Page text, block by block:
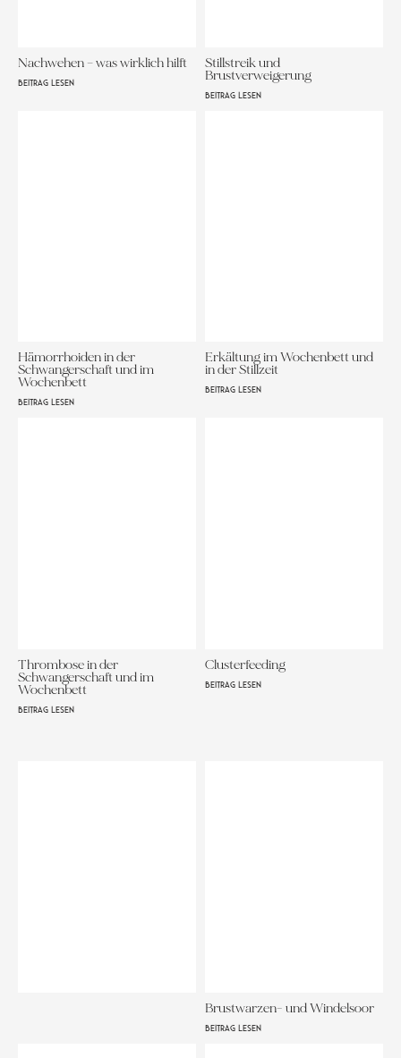
Nachwehen – was wirklich hilft
BEITRAG LESEN
Stillstreik und
Brustverweigerung
BEITRAG LESEN
Hämorrhoiden in der
Schwangerschaft und im
Wochenbett
BEITRAG LESEN
Erkältung im Wochenbett und
in der Stillzeit
BEITRAG LESEN
Thrombose in der
Schwangerschaft und im
Wochenbett
BEITRAG LESEN
Clusterfeeding
BEITRAG LESEN
Brustwarzen- und Windelsoor
BEITRAG LESEN